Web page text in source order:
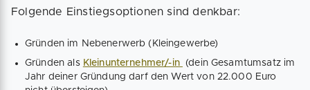
Folgende Einstiegsoptionen sind denkbar:
Gründen im Nebenerwerb (Kleingewerbe)
Gründen als Kleinunternehmer/-in
(dein Gesamtumsatz im
Jahr deiner Gründung darf den Wert von 22.000 Euro